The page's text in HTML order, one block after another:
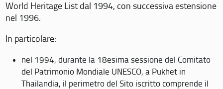
World Heritage List dal 1994, con successiva estensione
nel 1996.
In particolare:
nel 1994, durante la 18esima sessione del Comitato
del Patrimonio Mondiale UNESCO, a Pukhet in
Thailandia, il perimetro del Sito iscritto comprende il